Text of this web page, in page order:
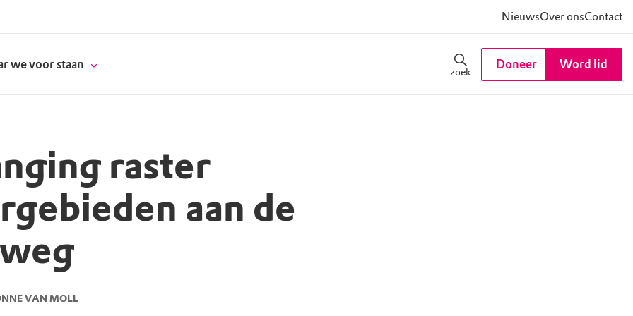
NieuwsOver onsContact
we voor staan
zoek
Doneer Word lid
raster
aan de
VAN MOLL